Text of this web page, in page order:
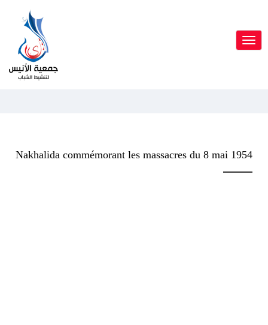
Nakhalida commémorant les massacres du 8 mai 1954